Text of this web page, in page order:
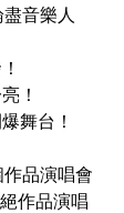
音樂人
！
舞台！
品演唱會
作品演唱